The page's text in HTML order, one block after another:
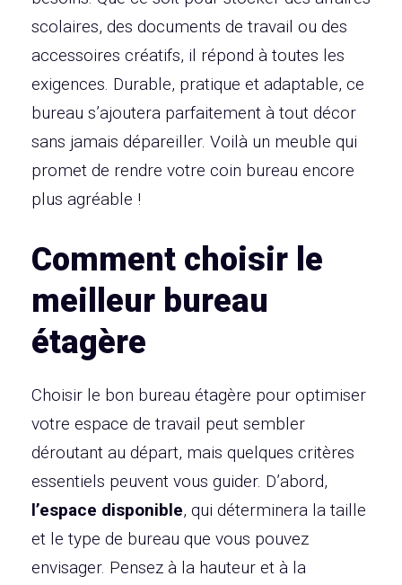
scolaires, des documents de travail ou des
accessoires créatifs, il répond à toutes les
exigences. Durable, pratique et adaptable, ce
bureau s’ajoutera parfaitement à tout décor
sans jamais dépareiller. Voilà un meuble qui
promet de rendre votre coin bureau encore
plus agréable !
Comment choisir le
meilleur bureau
étagère
Choisir le bon bureau étagère pour optimiser
votre espace de travail peut sembler
déroutant au départ, mais quelques critères
essentiels peuvent vous guider. D’abord,
l’espace disponible, qui déterminera la taille
et le type de bureau que vous pouvez
envisager. Pensez à la hauteur et à la